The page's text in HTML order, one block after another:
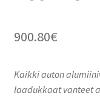
900.80€
Kaikki auton
laadukkaat vanteet